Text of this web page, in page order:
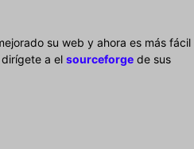
su web y ahora es más fácil
a el sourceforge de sus